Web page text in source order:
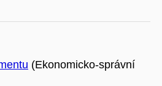
(Ekonomicko-správní